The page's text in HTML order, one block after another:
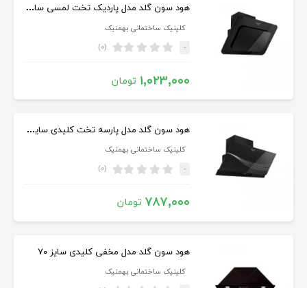
هود سون گلد مدل پاردیک تخت لمسی سایز ۹۰
کلینیک ساختمانی بهمنیک
- (۰)
۱,۰۲۳,۰۰۰ تومان
هود سون گلد مدل پارسه تخت کلیدی سایز 90
کلینیک ساختمانی بهمنیک
- (۰)
۷۸۷,۰۰۰ تومان
هود سون گلد مدل مخفی کلیدی سایز ۷۰
کلینیک ساختمانی بهمنیک